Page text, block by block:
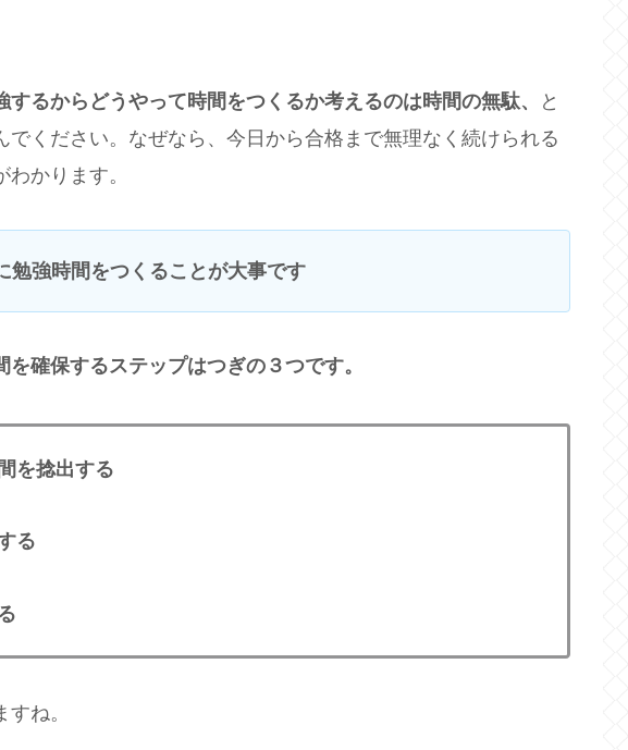
るからどうやって時間をつくるか考えるのは時間の無駄、
と
でください。なぜなら、今日から合格まで無理なく続けられる
かります。
勉強時間をつくることが大事です
確保するステップはつぎの３つです。
を捻出する
る
ね。